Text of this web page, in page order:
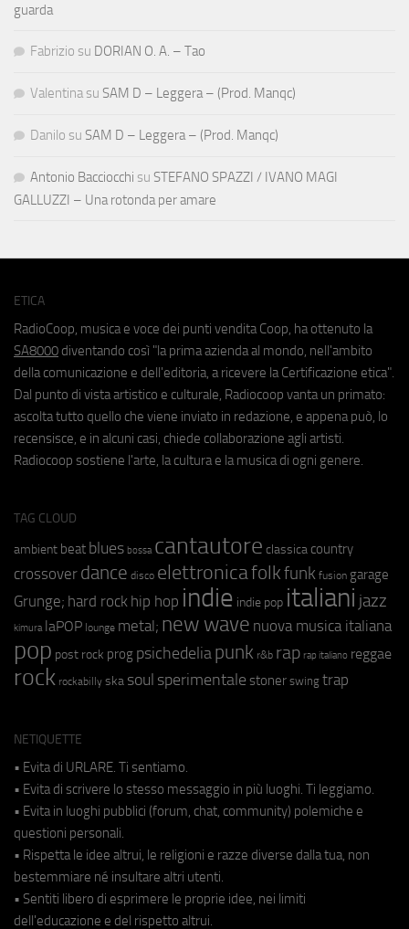
guarda
Fabrizio su DORIAN O. A. – Tao
Valentina su SAM D – Leggera – (Prod. Manqc)
Danilo su SAM D – Leggera – (Prod. Manqc)
Antonio Bacciocchi su STEFANO SPAZZI / IVANO MAGI
GALLUZZI – Una rotonda per amare
ETICA
RadioCoop, musica e voce dei punti vendita Coop, ha ottenuto la
SA8000 diventando così "la prima azienda al mondo, nell'ambito
della comunicazione e dell'editoria, a ricevere la Certificazione etica".
Dal punto di vista artistico e culturale, Radiocoop vanta un primato:
ascolta tutto quello che viene inviato in redazione, e appena può, lo
recensisce, e in alcuni casi, chiede collaborazione agli artisti.
Radiocoop sostiene l'arte, la cultura e la musica di ogni genere.
TAG CLOUD
ambient beat blues bossa cantautore classica country
crossover dance disco elettronicafolkfunk fusion garage
Grunge; hard rock hip hop indie indie pop italiani jazz
kimura laPOP lounge metal; new wave nuova musica italiana
pop post rock prog psichedeliapunk r&b rap rap italiano reggae
rock rockabilly ska soul sperimentale stoner swing trap
NETIQUETTE
• Evita di URLARE. Ti sentiamo.
• Evita di scrivere lo stesso messaggio in più luoghi. Ti leggiamo.
• Evita in luoghi pubblici (forum, chat, community) polemiche e
questioni personali.
• Rispetta le idee altrui, le religioni e razze diverse dalla tua, non
bestemmiare né insultare altri utenti.
• Sentiti libero di esprimere le proprie idee, nei limiti
dell'educazione e del rispetto altrui.